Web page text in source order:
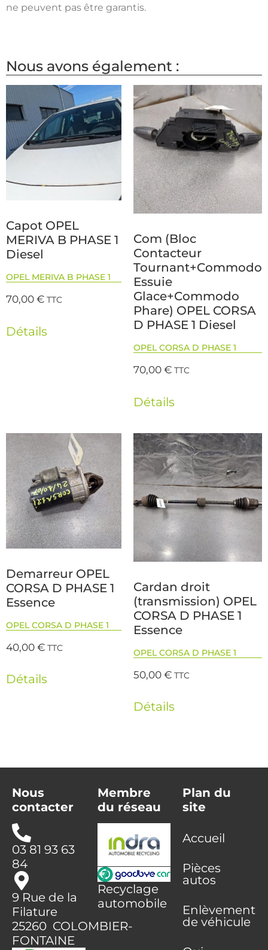
ne peuvent pas être garantis.
Nous avons également :
Capot OPEL
MERIVA B PHASE 1
Diesel
OPEL MERIVA B PHASE 1
70,00€ TTC
Détails
Com (Bloc
Contacteur
Tournant+Commodo
Essuie
Glace+Commodo
Phare) OPEL CORSA
D PHASE 1 Diesel
OPEL CORSA D PHASE 1
70,00€ TTC
Détails
Demarreur OPEL
CORSA D PHASE 1
Essence
OPEL CORSA D PHASE 1
40,00€ TTC
Détails
Cardan droit
(transmission) OPEL
CORSA D PHASE 1
Essence
OPEL CORSA D PHASE 1
50,00€ TTC
Détails
Nous
contacter
03 81 93 63
84
9 Rue de la
Filature
25260 COLOMBIER-
FONTAINE
Membre
du réseau
Recyclage
automobile
Plan du
site
Accueil
Pièces
autos
Enlèvement
de véhicule